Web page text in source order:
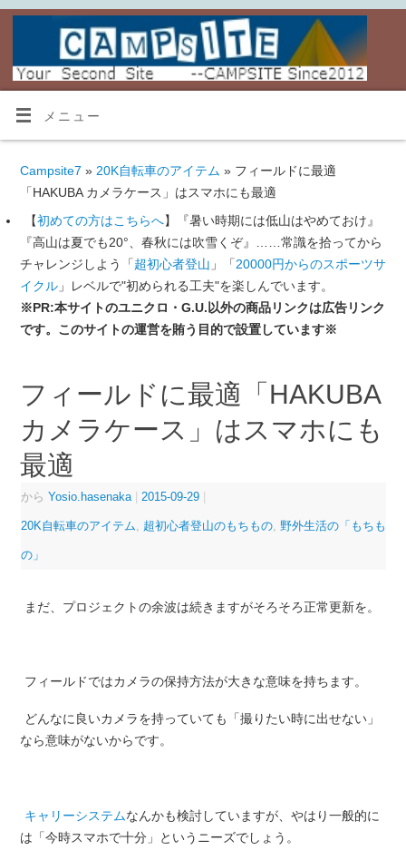
メニュー
Campsite7 » 20K自転車のアイテム » フィールドに最適
「HAKUBA カメラケース」はスマホにも最適
【初めての方はこちらへ】『暑い時期には低山はやめておけ』
『高山は夏でも20°、春秋には吹雪くぞ』……常識を拾ってから
チャレンジしよう「超初心者登山 」「20000円からのスポーツサ
イクル」レベルで"初められる工夫"を楽しんでいます。
※PR:本サイトのユニクロ・G.U.以外の商品リンクは広告リンク
です。このサイトの運営を賄う目的で設置しています※
フィールドに最適「HAKUBA
カメラケース」はスマホにも
最適
から Yosio.hasenaka 2015-09-29
20K自転車のアイテム 超初心者登山のもちもの, 野外生活の「もちも
の」
まだ、プロジェクトの余波は続きますがそろそろ正常更新を。
フィールドではカメラの保持方法が大きな意味を持ちます。
どんなに良いカメラを持っていても「撮りたい時に出せない」
なら意味がないからです。
キャリーシステムなんかも検討していますが、やはり一般的に
は「今時スマホで十分」というニーズでしょう。